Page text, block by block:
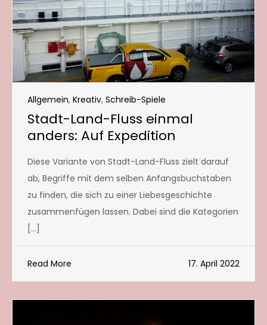
Allgemein, Kreativ, Schreib-Spiele
Stadt-Land-Fluss einmal
anders: Auf Expedition
Diese Variante von Stadt-Land-Fluss zielt darauf
ab, Begriffe mit dem selben Anfangsbuchstaben
zu finden, die sich zu einer Liebesgeschichte
zusammenfügen lassen. Dabei sind die Kategorien
[…]
Read More 17. April 2022